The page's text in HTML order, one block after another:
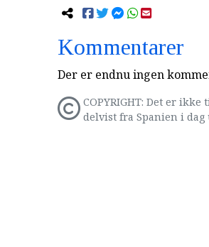
Kommentarer
Der er endnu ingen
COPYRIGHT: Det er
delvist fra Spanien i dag